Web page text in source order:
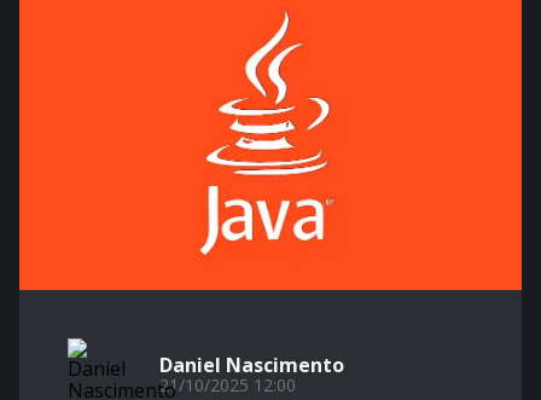
Daniel Nascimento
21/10/2025 12:00